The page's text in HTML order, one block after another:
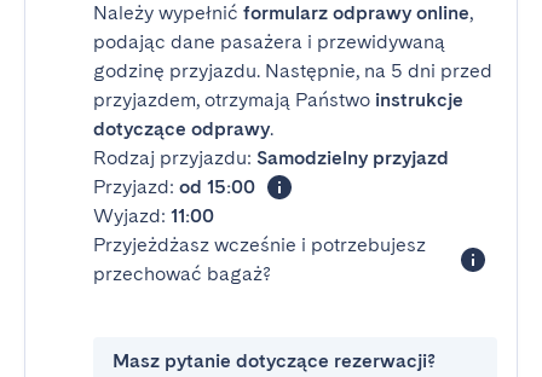
Należy wypełnić formularz odprawy online,
podając dane pasażera i przewidywaną
godzinę przyjazdu. Następnie, na 5 dni przed
przyjazdem, otrzymają Państwo instrukcje
dotyczące odprawy.
Rodzaj przyjazdu: Samodzielny przyjazd
Przyjazd: od 15:00
Wyjazd: 11:00
Przyjeżdżasz wcześnie i potrzebujesz
przechować bagaż?
Masz pytanie dotyczące rezerwacji?